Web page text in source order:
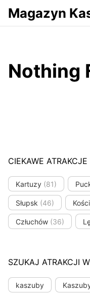
Przejdź do serwisu
Magazyn
Nothing
CIEKAWE
Kartuzy (81)
Słupsk (46)
Człuchów (36)
SZUKAJ ATRAKCJI
kaszuby